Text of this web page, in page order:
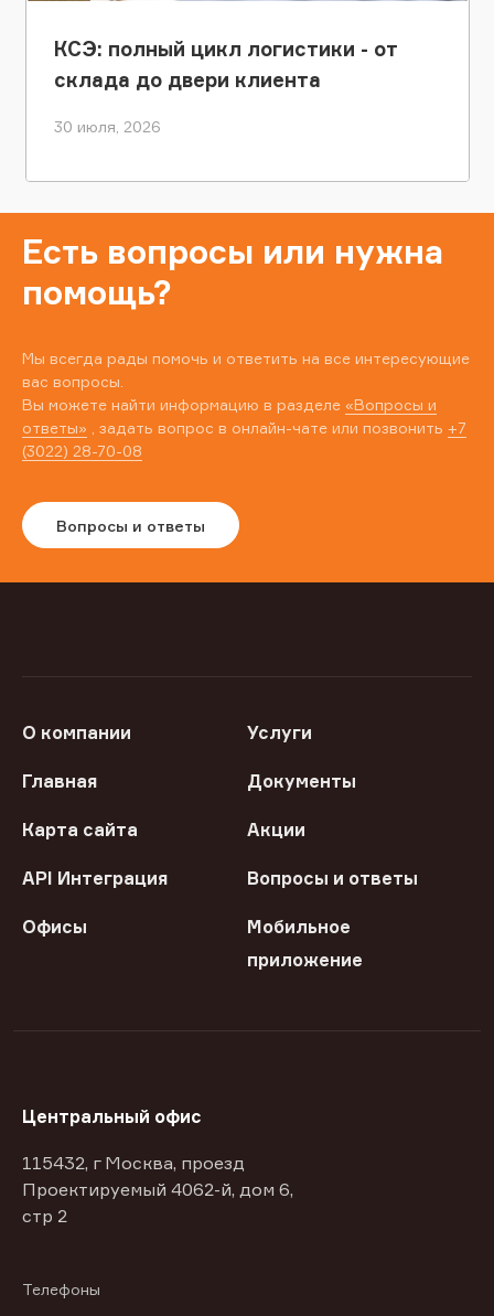
КСЭ: полный цикл логистики - от
склада до двери клиента
30 июля, 2026
Есть вопросы или нужна
помощь?
Мы всегда рады помочь и ответить на все интересующие
вас вопросы.
Вы можете найти информацию в разделе «Вопросы и
ответы» , задать вопрос в онлайн-чате или позвонить +7
(3022) 28-70-08
Вопросы и ответы
О компании Услуги
Главная Документы
Карта сайта Акции
API Интеграция Вопросы и ответы
Офисы
Мобильное
приложение
Центральный офис
115432, г Москва, проезд
Проектируемый 4062-й, дом 6,
стр 2
Телефоны